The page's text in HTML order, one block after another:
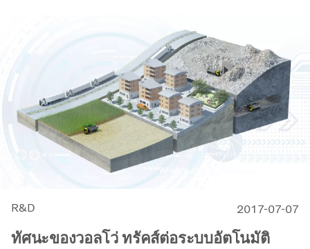
R&D 2017-07-07
ทัศนะของวอลโว่ ทรัคส์ต่อระบบอัตโนมัติ